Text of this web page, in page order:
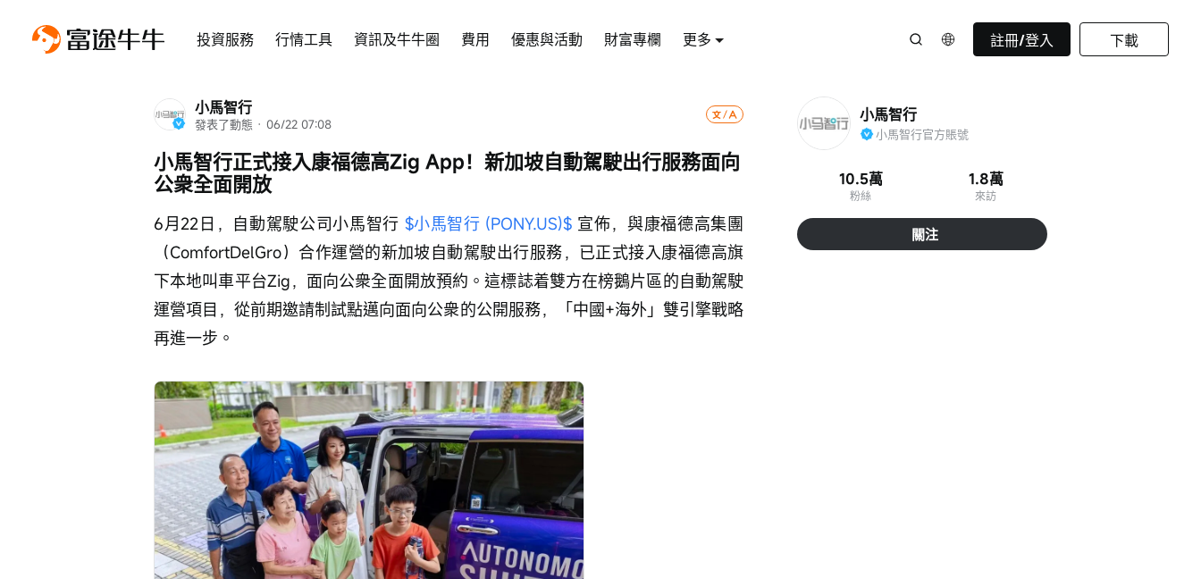
投資服務 行情工具 資訊及牛牛圈 費用 優惠與活動 財富專欄 更多 註冊/登入 下載
小馬智行
發表了動態 · 06/22 07:08
小馬智行正式接入康福德高Zig App！新加坡自動駕駛出行服務面向
公衆全面開放
6月22日，自動駕駛公司小馬智行 $小馬智行 (PONY.US)$ 宣佈，與康福德高集團
（ComfortDelGro）合作運營的新加坡自動駕駛出行服務，已正式接入康福德高旗
下本地叫車平台Zig，面向公衆全面開放預約。這標誌着雙方在榜鵝片區的自動駕駛
運營項目，從前期邀請制試點邁向面向公衆的公開服務，「中國+海外」雙引擎戰略
再進一步。
小馬智行
小馬智行官方賬號
10.5萬
粉絲
1.8萬
來訪
關注